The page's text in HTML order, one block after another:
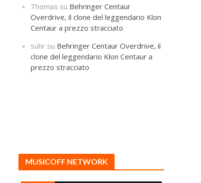
Thomas su Behringer Centaur
Overdrive, il clone del leggendario Klon
Centaur a prezzo stracciato
suhr su Behringer Centaur Overdrive, il
clone del leggendario Klon Centaur a
prezzo stracciato
MUSICOFF NETWORK